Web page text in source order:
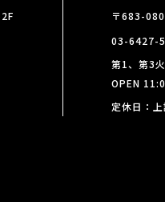
〒683-
03-6427-
第1、第3
OPEN
定休日：